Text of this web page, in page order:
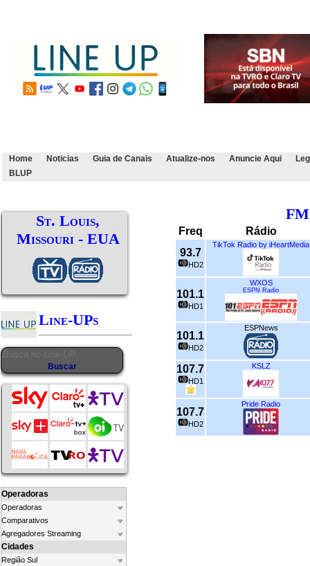
Home Noticias Guia de Canais Atualize-nos Anuncie Aqui
BLUP
St. Louis,
Missouri - EUA
Line-UPs
Operadoras
Operadoras
Comparativos
Agregadores Streaming
Cidades
Região Sul
FM
Freq
Rádio
93.7
HD2
TikTok Radio by iHeartMedia
101.1
HD1
WXOS
ESPN Radio
101.1
HD2
ESPNews
107.7
HD1
KSLZ
107.7
HD2
Pride Radio